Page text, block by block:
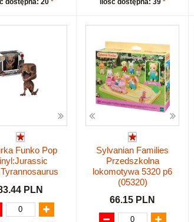
dostępna: 20 *
ilość dostępna: 39 *
Funko Pop
PLN
Sylvanian Families
Przedszkolna
lokomotywa 5320 p6
(05320)
66.15 PLN